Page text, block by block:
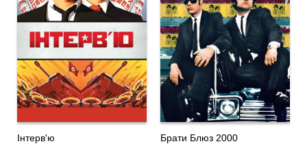
Інтерв'ю Брати Блюз 2000